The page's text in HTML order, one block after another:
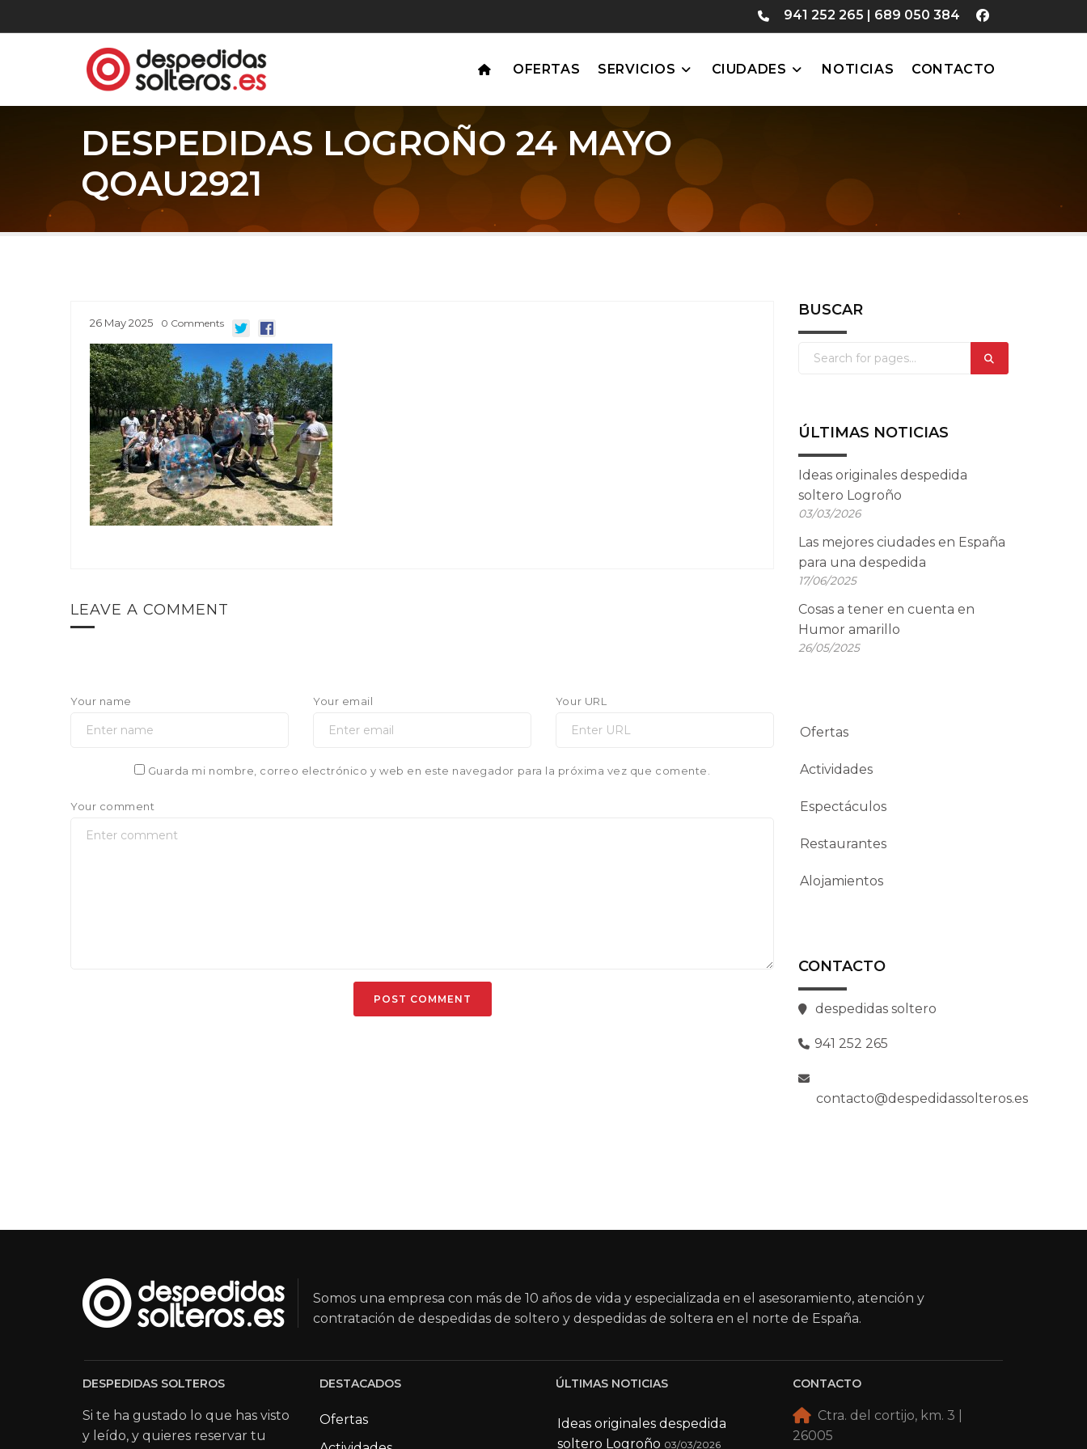
941 252 265 | 689 050 384
OFERTAS SERVICIOS CIUDADES NOTICIAS CONTACTO
DESPEDIDAS LOGROÑO 24 MAYO
QOAU2921
26 May2025 0 Comments
LEAVE A COMMENT
Your name Your email Your URL
Guarda mi nombre, correo electrónico y web en este navegador para la próxima vez que comente.
Your comment
BUSCAR
ÚLTIMAS NOTICIAS
Ideas originales despedida
soltero Logroño
03/03/2026
Las mejores ciudades en España
para una despedida
17/06/2025
Cosas a tener en cuenta en
Humor amarillo
26/05/2025
Ofertas
Actividades
Espectáculos
Restaurantes
Alojamientos
CONTACTO
despedidas soltero
941 252 265
contacto@despedidassolteros.es
Somos una empresa con más de 10 años de vida y especializada en el asesoramiento, atención y
contratación de despedidas de soltero y despedidas de soltera en el norte de España.
DESPEDIDAS SOLTEROS
Si te ha gustado lo que has visto
y leído, y quieres reservar tu
DESTACADOS
Ofertas
ÚLTIMAS NOTICIAS
Ideas originales despedida
soltero Logroño 03/03/2026
CONTACTO
Ctra. del cortijo, km. 3 |
26005